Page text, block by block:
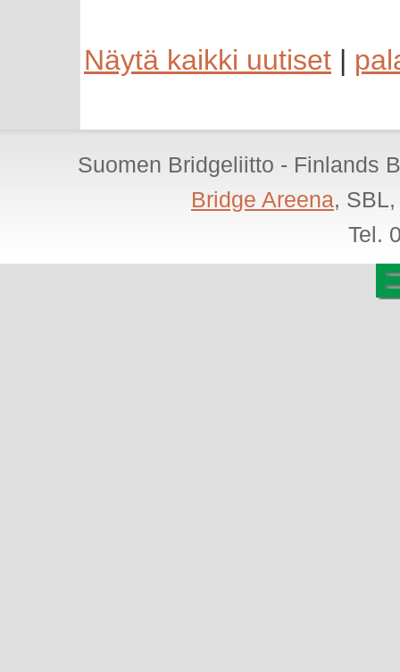
Näytä kaikki uutiset |
Suomen Bridgeliitto - Finlands
Bridge Areena,
Tel.